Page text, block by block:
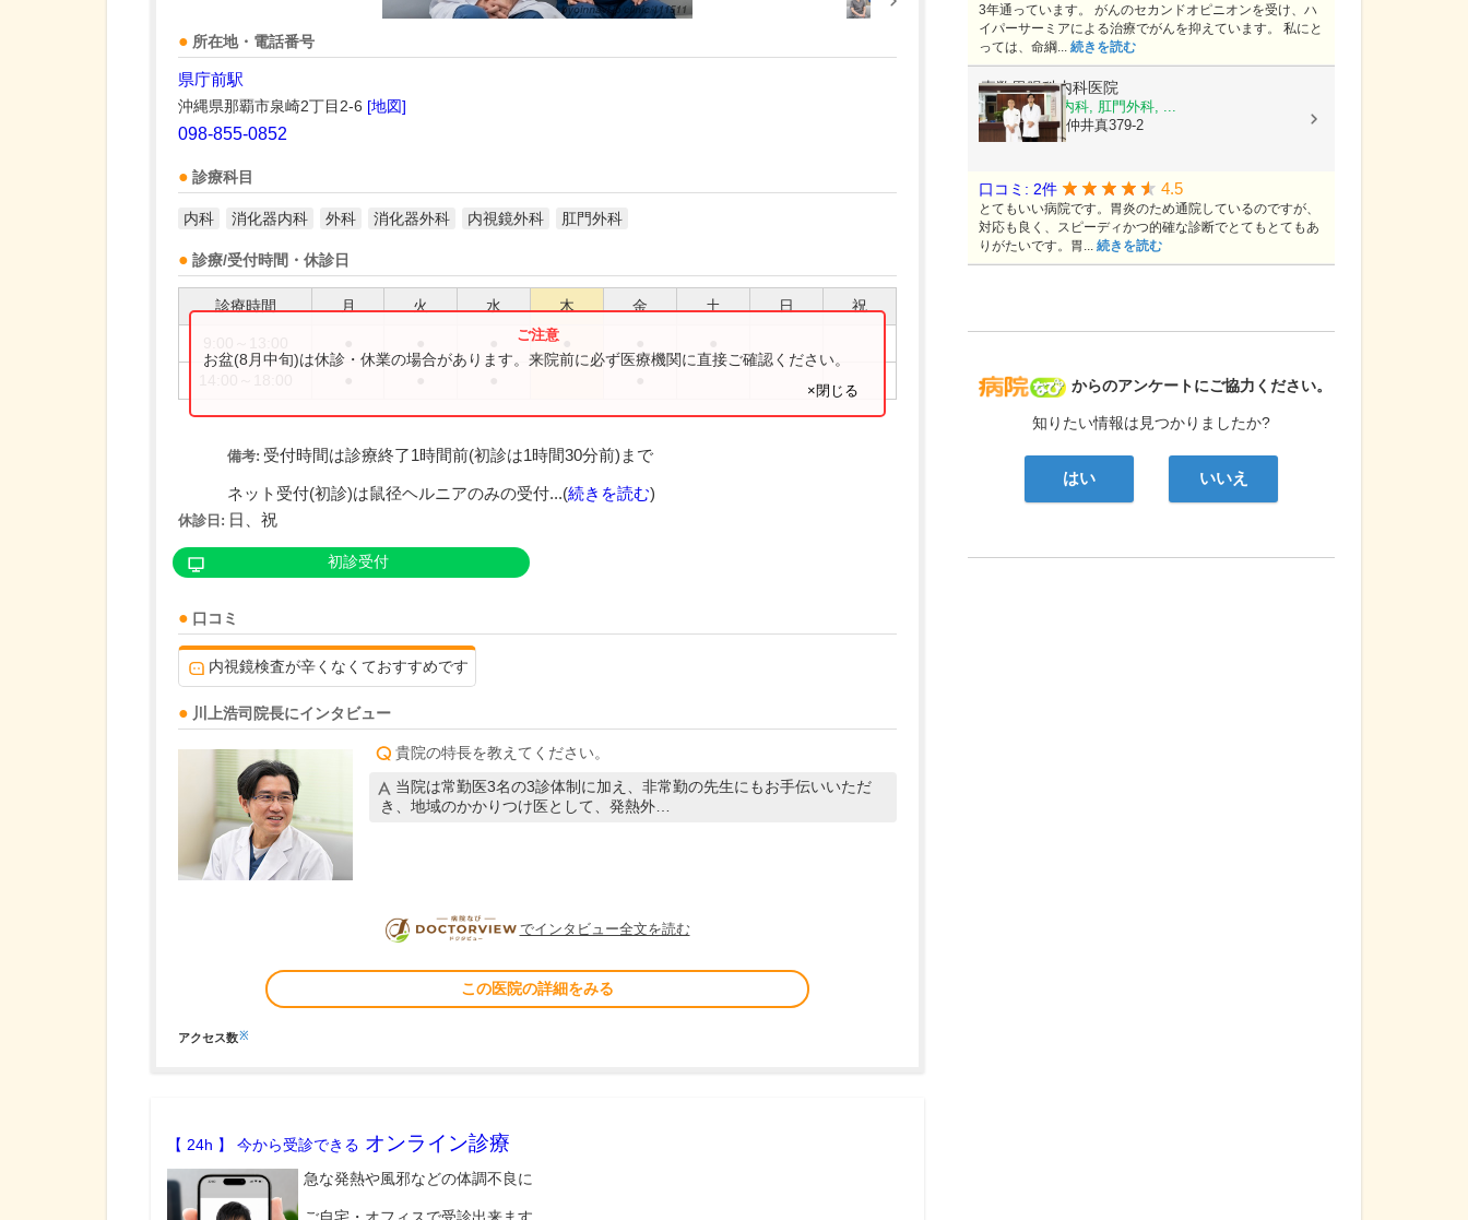
所在地・電話番号
県庁前駅
沖縄県那覇市泉崎2丁目2-6 [地図]
098-855-0852
診療科目
内科 消化器内科 外科 消化器外科 内視鏡外科 肛門外科
診療/受付時間・休診日
診療時間 月 火 水 木 金 土 日 祝
お盆(8月中旬)は休診・休業の場合があります。来院前に必ず医療機関に直接ご確認ください。
×閉じる
備考: 受付時間は診療終了1時間前(初診は1時間30分前)まで
ネット受付(初診)は鼠径ヘルニアのみの受付...(続きを読む)
休診日: 日、祝
初診受付
口コミ
内視鏡検査が辛くなくておすすめです
川上浩司 院長にインタビュー
貴院の特長を教えてください。
当院は常勤医3名の3診体制に加え、非常勤の先生にもお手伝いいただ
き、地域のかかりつけ医として、発熱外…
DOCTORVIEW
でインタビュー全文を読む
この医院の詳細をみる
アクセス数※
【 24h 】 今から受診できる オンライン診療
急な発熱や風邪などの体調不良に
病院なび
からのアンケートにご協力ください。
知りたい情報は見つかりましたか?
はい いいえ
3年通っています。 がんのセカンドオピニオンを受け、ハ
イパーサーミアによる治療でがんを抑えています。 私にと
っては、命綱... 続きを読む
嘉数胃腸科内科医院
消化器内科, 内科, 肛門外科, ...
沖縄県那覇市仲井真379-2
口コミ: 2件 4.5
とてもいい病院です。胃炎のため通院しているのですが、
対応も良く、スピーディかつ的確な診断でとてもとてもあ
りがたいです。胃... 続きを読む